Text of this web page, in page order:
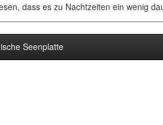
dass es zu Nachtzeiten ein wenig
Seenplatte